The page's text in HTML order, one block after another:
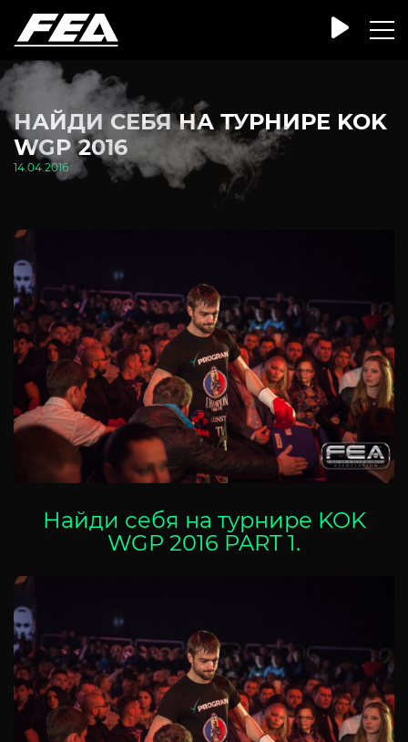
НАЙДИ СЕБЯ НА ТУРНИРЕ KOK
WGP 2016
14.04.2016
Найди себя на турнире KOK
WGP 2016 PART 1.